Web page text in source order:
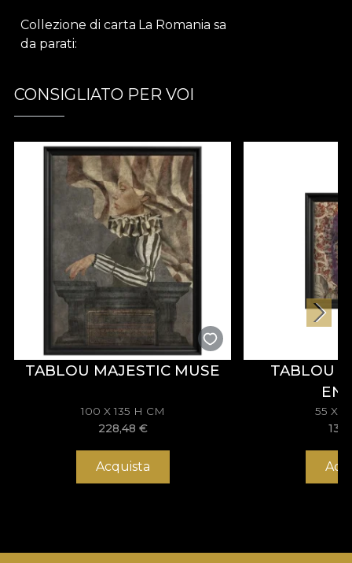
Collezione di carta
da parati
La Romania sa
CONSIGLIATO PER VOI
TABLOU MAJESTIC MUSE
100 X 135 H CM
228,48 €
Acquista
TABLOU
55 X